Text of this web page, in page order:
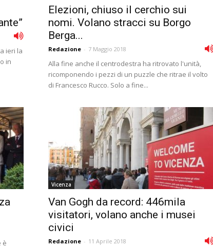
ieri la
in
Elezioni, chiuso il cerchio sui
nomi. Volano stracci su Borgo
Berga...
Redazione - 7 Maggio 2018
Alla fine anche il centrodestra ha ritrovato l'unità,
ricomponendo i pezzi di un puzzle che ritrae il volto
di Francesco Rucco. Solo a fine...
è
Vicenza
Van Gogh da record: 446mila
visitatori, volano anche i musei
civici
Redazione - 11 Aprile 2018